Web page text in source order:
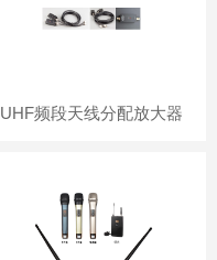
UHF频段天线分配放大器